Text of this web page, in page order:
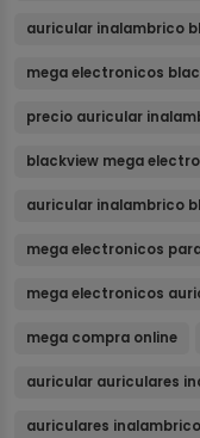
auricular inalambrico
mega electronicos
precio auricular
blackview mega
auricular inalambrico
mega electronicos
mega electronicos
mega compra online
auricular auriculares
auriculares